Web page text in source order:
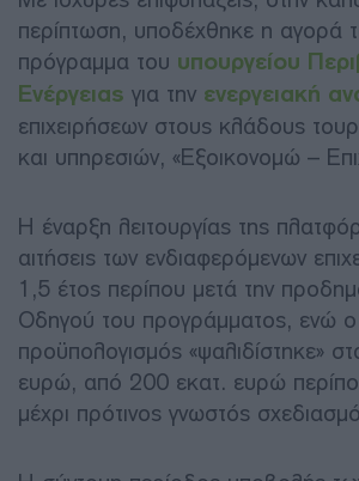
περίπτωση, υποδέχθηκε η αγορά
πρόγραμμα του υπουργείου
Ενέργειας για την ενεργειακή
επιχειρήσεων στους κλάδους
και υπηρεσιών, «Εξοικονομώ –
Η έναρξη λειτουργίας της
αιτήσεις των ενδιαφερόμενων
1,5 έτος περίπου μετά την
Οδηγού του προγράμματος, ενώ ο
προϋπολογισμός «ψαλιδίστηκε»
ευρώ, από 200 εκατ. ευρώ
μέχρι πρότινος γνωστός